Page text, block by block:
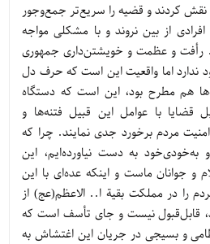
نقش کردند و قضیه را سریع‌تر جمع‌وجور
از بین نروند و با مشکلی مواجه
رأفت و عظمت و خویشتن‌داری جمهوری
ندارد اما واقعیت این است که حرف دل
هم مطرح بود، این است که دستگاه
قضایا با عوامل این قبیل فتنه‌ها و
مردم برخورد جدی نمایند. چرا که
به‌خودی‌خود به دست نیاورده‌ایم، این
و جوانان ماست و اینکه عده‌ای با این
را در مملکت بقیة ا.. الاعظم(عج) از
قابل‌قبول نیست و جای تأسف است که
و بسیجی در جریان این اغتشاش به